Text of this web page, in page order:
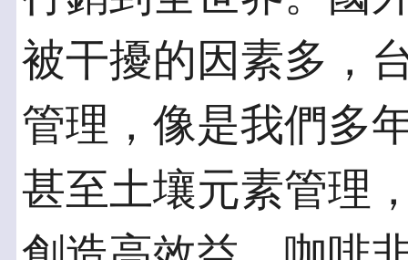
被干擾的因素多，
管理，像是我們多
甚至土壤元素管理